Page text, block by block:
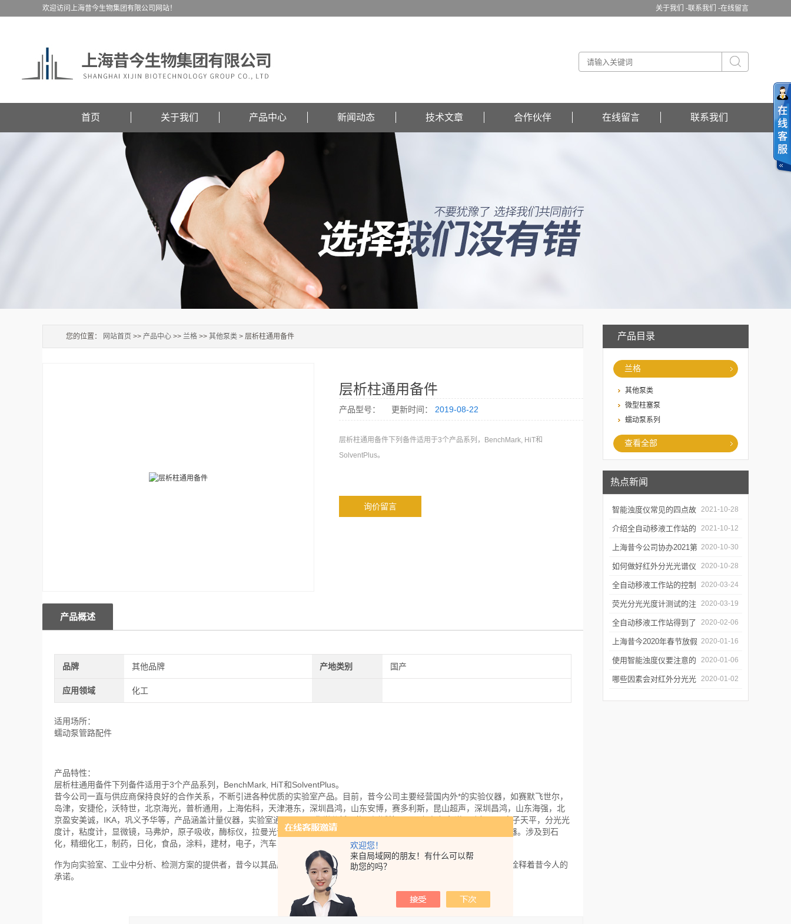
欢迎您！
来自局域网的朋友！有什么可以帮
助您的吗？
关于我们 -联系我们 -在线留言
欢迎访问上海昔今生物集团有限公司网站！
首页 关于我们 产品中心 新闻动态 技术文章 合作伙伴 在线留言 联系我们
产品目录
兰格
其他泵类
微型柱塞泵
蠕动泵系列
查看全部
热点新闻
智能浊度仪常见的四点故
障
2021-10-28
介绍全自动移液工作站的
三种移液方式
2021-10-12
上海昔今公司协办2021第
二届上海沪助科研圈发展
年会
2020-10-30
如何做好红外分光光谱仪
的防潮工作
2020-10-28
全自动移液工作站的控制
软件有哪些特点
2020-03-24
荧光分光光度计测试的注
意事项有哪些
2020-03-19
全自动移液工作站得到了
广泛的应用
2020-02-06
上海昔今2020年春节放假
通知
2020-01-16
使用智能浊度仪要注意的
几个要点
2020-01-06
哪些因素会对红外分光光 2020-01-02
您的位置： 网站首页 >> 产品中心 >> 兰格 >> 其他泵类 > 层析柱通用备件
层析柱通用备件
产品型号： 更新时间： 2019-08-22
层析柱通用备件下列备件适用于3个产品系列，BenchMark, HiT和
SolventPlus。
询价留言
产品概述
品牌 其他品牌 产地类别 国产
应用领域 化工
适用场所：
蠕动泵管路配件
产品特性：
层析柱通用备件下列备件适用于3个产品系列，BenchMark, HiT和SolventPlus。
昔今公司一直与供应商保持良好的合作关系，不断引进各种优质的实验室产品。目前，昔今公司主要经营国内外*的实验仪器，如赛默飞世尔，
岛津，安捷伦，沃特世，北京海光，普析通用，上海佑科，天津港东，深圳昌鸿，山东安博，赛多利斯，昆山超声，深圳昌鸿，山东海强，北
京盈安美诚，IKA，巩义予华等，产品涵盖计量仪器，实验室通用仪器，化学分析，物理测试等仪器，如气相色谱，酶标仪，电子天平，分光光
度计，粘度计，显微镜，马弗炉，原子吸收，酶标仪，拉曼光谱仪，干燥箱，摇床，农药残留测定仪，COD测定仪，磁力搅拌器。涉及到石
化，精细化工，制药，日化，食品，涂料，建材，电子，汽车，农业等众多生产行业，以及高校，研究所等科研机构的实验室。
作为向实验室、工业中分析、检测方案的提供者，昔今以其品质优良、价格合理的仪器及专业产品，贴切的应用和周到的服务*诠释着昔今人的
承诺。